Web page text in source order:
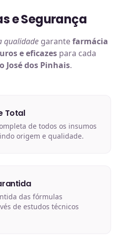
e Segurança
qualidadegarantefarmácia
e eficazespara cada
José dos Pinhais.
Total
de todos os insumos
origem e qualidade.
das fórmulas
de estudos técnicos